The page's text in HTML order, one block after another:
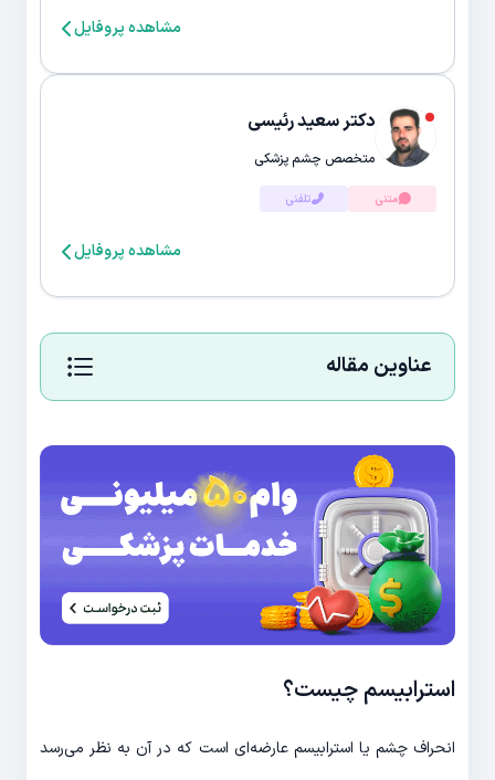
مشاهده پروفایل
دکتر سعید رئیسی
متخصص چشم پزشکی
متنی تلفنی
مشاهده پروفایل
عناوین مقاله
استرابیسم چیست؟
انحراف چشم یا استرابیسم عارضه‌ای است که در آن به نظر می‌رسد